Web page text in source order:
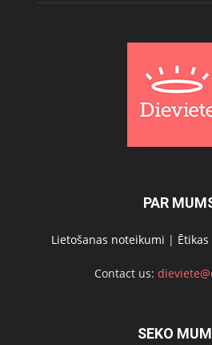
PAR
Lietošanas noteikumi |
Contact us:
SEKO